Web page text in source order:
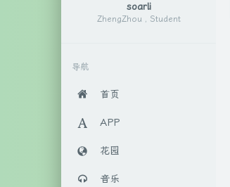
soarli
ZhengZhou , Student
导航
首页
APP
花园
音乐